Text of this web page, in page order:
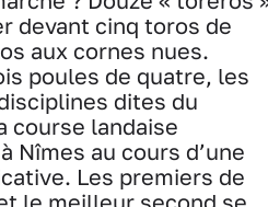
devant cinq toros de
aux cornes nues.
poules de quatre, les
dites du
course landaise
Nîmes au cours d’une
Les premiers de